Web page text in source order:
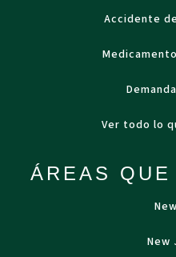
Accidente
Ver todo lo
ÁREAS QUE
New